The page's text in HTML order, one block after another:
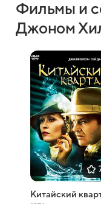
Фильмы и
Джоном
Китайский